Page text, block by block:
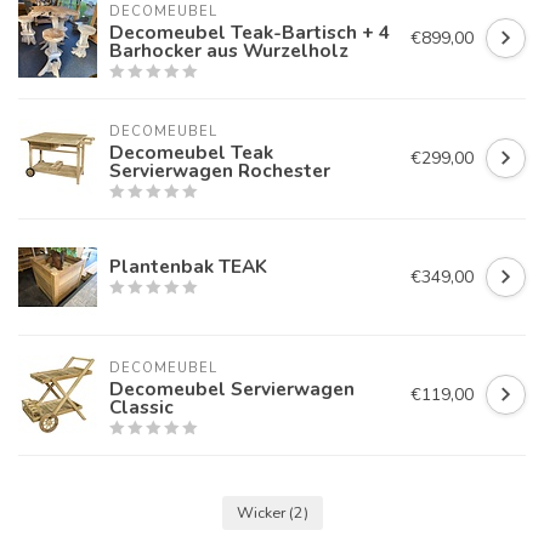
DECOMEUBEL
Decomeubel Teak-Bartisch + 4
Barhocker aus Wurzelholz €899,00
DECOMEUBEL
Decomeubel Teak
Servierwagen Rochester €299,00
Plantenbak TEAK €349,00
DECOMEUBEL
Decomeubel Servierwagen
Classic €119,00
Wicker(2)